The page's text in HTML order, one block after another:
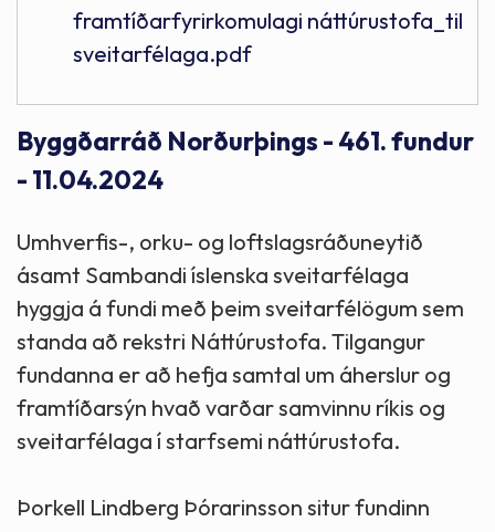
framtíðarfyrirkomulagi náttúrustofa_til
sveitarfélaga.pdf
Byggðarráð Norðurþings - 461. fundur
- 11.04.2024
Umhverfis-, orku- og loftslagsráðuneytið
ásamt Sambandi íslenska sveitarfélaga
hyggja á fundi með þeim sveitarfélögum sem
standa að rekstri Náttúrustofa. Tilgangur
fundanna er að hefja samtal um áherslur og
framtíðarsýn hvað varðar samvinnu ríkis og
sveitarfélaga í starfsemi náttúrustofa.
Þorkell Lindberg Þórarinsson situr fundinn